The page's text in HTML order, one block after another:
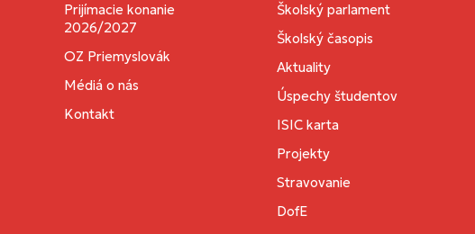
Prijímacie konanie
2026/2027
OZ Priemyslovák
Médiá o nás
Kontakt
Školský parlament
Školský časopis
Aktuality
Úspechy študentov
ISIC karta
Projekty
Stravovanie
DofE